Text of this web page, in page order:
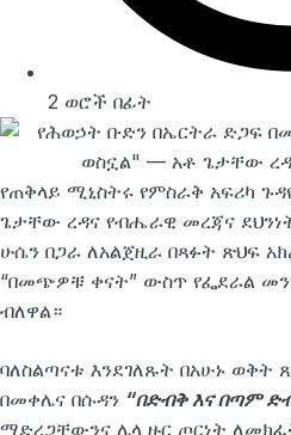
2 ወሮች በፊት
የጠቅላይ ሚኒስትሩ የምስራቅ አፍሪካ
ጌታቸው ረዳና የብሔራዊ መረጃና
ሁሴን በጋራ ለአልጀዚራ በጻፉት ጽህፍ
“በመጭዎቹ ቀናት” ውስጥ የፌደራል
ብለዋል።
ባለስልጣናቱ እንደገለጹት በአሁኑ ወቅት
በመቀሌና በሱዳን “በድብቅ እና በጣም
ማድረጋቸውንና ሌላ ዙር ጦርነት